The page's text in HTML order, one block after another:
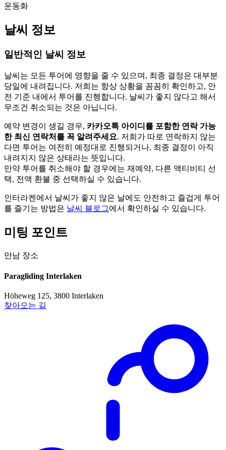
운동화
날씨 정보
일반적인 날씨 정보
날씨는 모든 투어에 영향을 줄 수 있으며, 최종 결정은 대부분
당일에 내려집니다. 저희는 항상 상황을 꼼꼼히 확인하고, 안
전 기준 내에서 투어를 진행합니다. 날씨가 좋지 않다고 해서
무조건 취소되는 것은 아닙니다.
예약 변경이 생길 경우, 카카오톡 아이디를 포함한 연락 가능
한 최신 연락처를 꼭 알려주세요. 저희가 따로 연락하지 않는
다면 투어는 여전히 예정대로 진행되거나, 최종 결정이 아직
내려지지 않은 상태라는 뜻입니다.
만약 투어를 취소해야 할 경우에는 재예약, 다른 액티비티 선
택, 전액 환불 중 선택하실 수 있습니다.
인터라켄에서 날씨가 좋지 않은 날에도 안전하고 즐겁게 투어
를 즐기는 방법은 날씨 블로그에서 확인하실 수 있습니다.
미팅 포인트
만남 장소
Paragliding Interlaken
Höheweg 125, 3800 Interlaken
찾아오는 길